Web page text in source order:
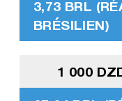
3,73 BRL
BRÉSILIEN)
1 000